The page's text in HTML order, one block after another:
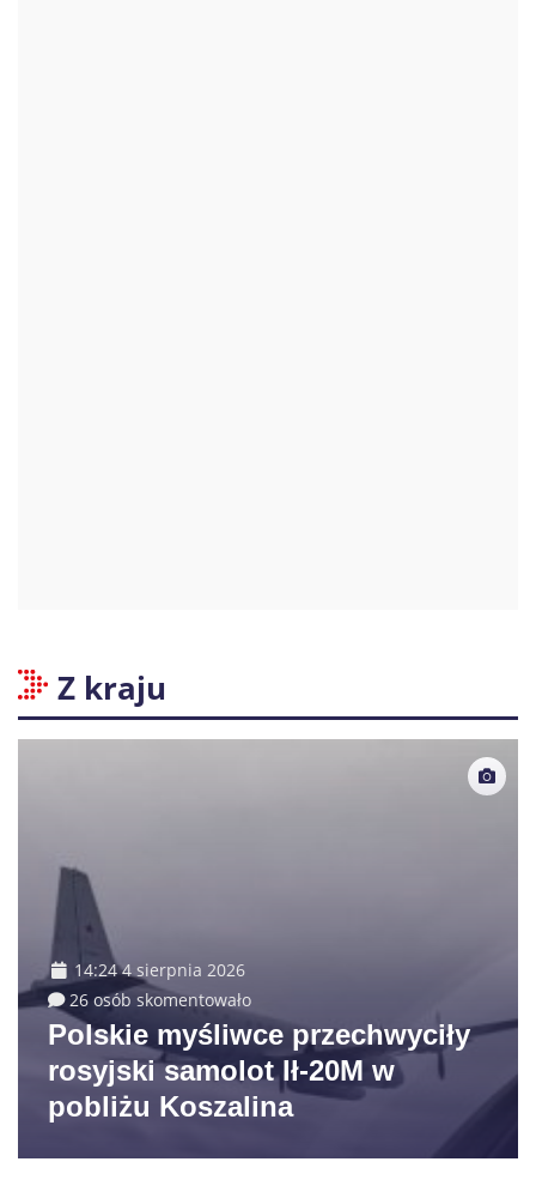
Z kraju
14:24 4 sierpnia 2026
26 osób skomentowało
Polskie myśliwce przechwyciły
rosyjski samolot Ił-20M w
pobliżu Koszalina